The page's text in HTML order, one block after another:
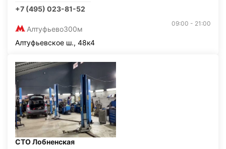
+7 (495) 023-81-52
Алтуфьево300м
09:00 - 21:00
Алтуфьевское ш., 48к4
СТО Лобненская